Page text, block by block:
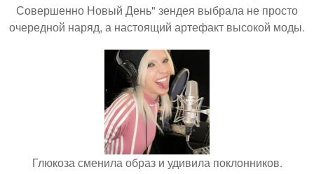
Совершенно Новый День" зендея выбрала не просто
очередной наряд, а настоящий артефакт высокой моды.
Глюкоза сменила образ и удивила поклонников.